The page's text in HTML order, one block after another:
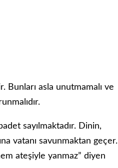
Bunları asla unutmamalı ve
sayılmaktadır. Dinin,
vatanı savunmaktan geçer.
ateşiyle yanmaz” diyen